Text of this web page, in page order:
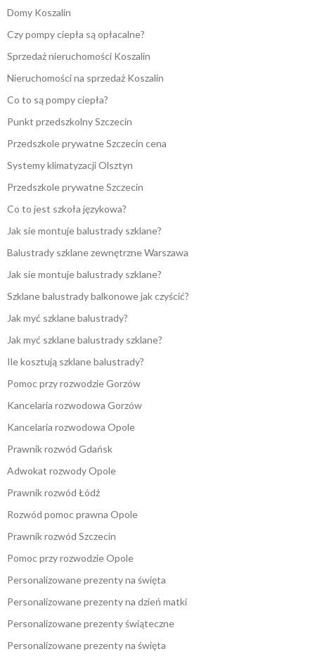
Domy Koszalin
Czy pompy ciepła są opłacalne?
Sprzedaż nieruchomości Koszalin
Nieruchomości na sprzedaż Koszalin
Co to są pompy ciepła?
Punkt przedszkolny Szczecin
Przedszkole prywatne Szczecin cena
Systemy klimatyzacji Olsztyn
Przedszkole prywatne Szczecin
Co to jest szkoła językowa?
Jak sie montuje balustrady szklane?
Balustrady szklane zewnętrzne Warszawa
Jak sie montuje balustrady szklane?
Szklane balustrady balkonowe jak czyścić?
Jak myć szklane balustrady?
Jak myć szklane balustrady szklane?
Ile kosztują szklane balustrady?
Pomoc przy rozwodzie Gorzów
Kancelaria rozwodowa Gorzów
Kancelaria rozwodowa Opole
Prawnik rozwód Gdańsk
Adwokat rozwody Opole
Prawnik rozwód Łódź
Rozwód pomoc prawna Opole
Prawnik rozwód Szczecin
Pomoc przy rozwodzie Opole
Personalizowane prezenty na święta
Personalizowane prezenty na dzień matki
Personalizowane prezenty świąteczne
Personalizowane prezenty na święta